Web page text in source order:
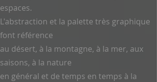
espaces.
L'abstraction et la palette très graphique
font référence
au désert, à la montagne, à la mer, aux
saisons, à la nature
en général et de temps en temps à la